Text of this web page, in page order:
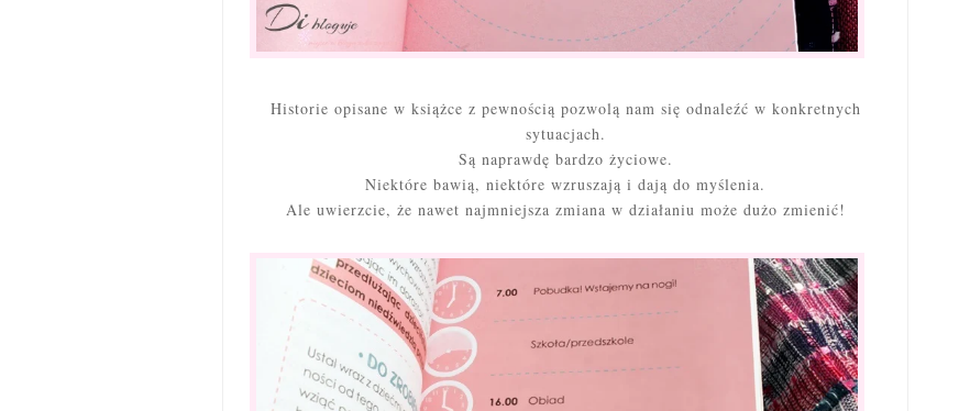
Historie opisane w książce z pewnością pozwolą nam się odnaleźć w konkretnych
sytuacjach.
Są naprawdę bardzo życiowe.
Niektóre bawią, niektóre wzruszają i dają do myślenia.
Ale uwierzcie, że nawet najmniejsza zmiana w działaniu może dużo zmienić!